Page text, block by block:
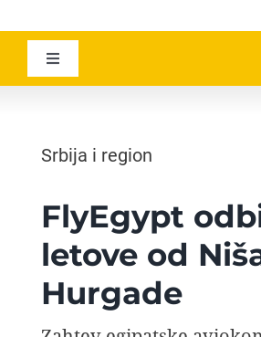
Toggle
Navigation
GEOGRAPHICA
AVIOPEDIA
SPECIJAL
Srbija i region
FlyEgypt
letove od
Hurgade